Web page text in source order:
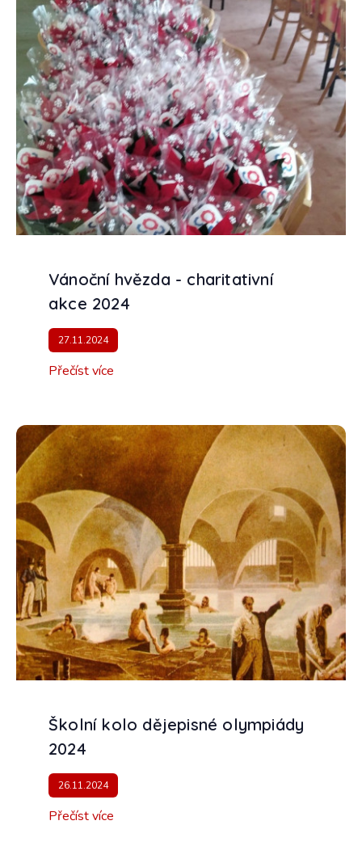
Vánoční hvězda - charitativní
akce 2024
27.11.2024
Přečíst více
Školní kolo dějepisné olympiády
2024
26.11.2024
Přečíst více